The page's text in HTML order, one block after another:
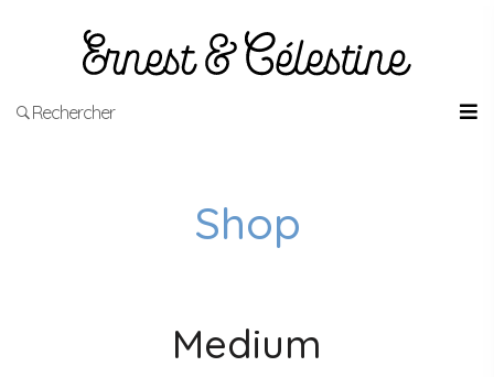
Rechercher
Shop
Medium